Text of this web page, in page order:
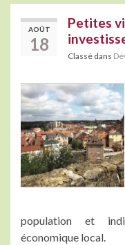
AOÛT
18
Petites
Classé dans
population et
économique local.